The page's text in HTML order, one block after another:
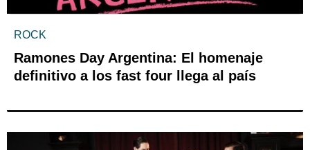
ROCK
Ramones Day Argentina: El homenaje
definitivo a los fast four llega al país